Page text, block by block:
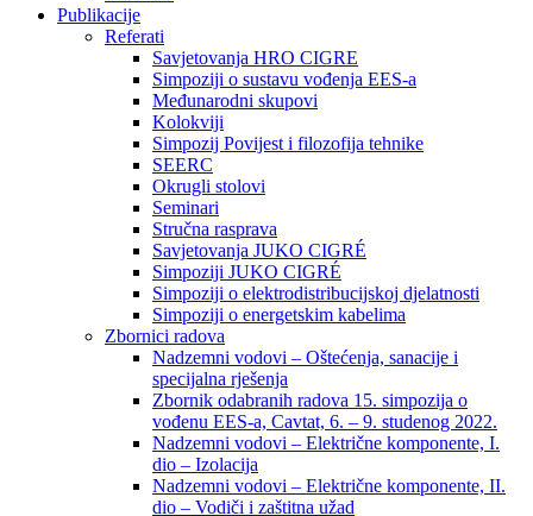
Publikacije
Referati
Savjetovanja HRO CIGRE
Simpoziji o sustavu vođenja EES-a
Međunarodni skupovi
Kolokviji​
Simpozij Povijest i filozofija tehnike
SEERC
Okrugli stolovi
Seminari​
Stručna rasprava​
Savjetovanja JUKO CIGRÉ
Simpoziji JUKO CIGRÉ
Simpoziji o elektrodistribucijskoj djelatnosti
Simpoziji o energetskim kabelima
Zbornici radova
Nadzemni vodovi – Oštećenja, sanacije i
specijalna rješenja
Zbornik odabranih radova 15. simpozija o
vođenu EES-a, Cavtat, 6. – 9. studenog 2022.
Nadzemni vodovi – Električne komponente, I.
dio – Izolacija
Nadzemni vodovi – Električne komponente, II.
dio – Vodiči i zaštitna užad